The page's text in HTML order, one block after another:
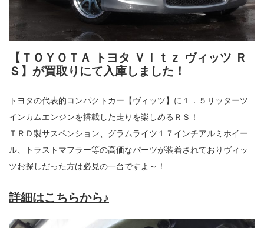
【ＴＯＹＯＴＡ トヨタ Ｖｉｔｚ ヴィッツ Ｒ
Ｓ】 が買取りにて入庫しました！
トヨタの代表的コンパクトカー【ヴィッツ】に１．５リッターツ
インカムエンジンを搭載した走りを楽しめるＲＳ！
ＴＲＤ製サスペンション、グラムライツ１７インチアルミホイー
ル、トラストマフラー等の高価なパーツが装着されておりヴィッ
ツお探しだった方は必見の一台ですよ～！
詳細はこちらから♪